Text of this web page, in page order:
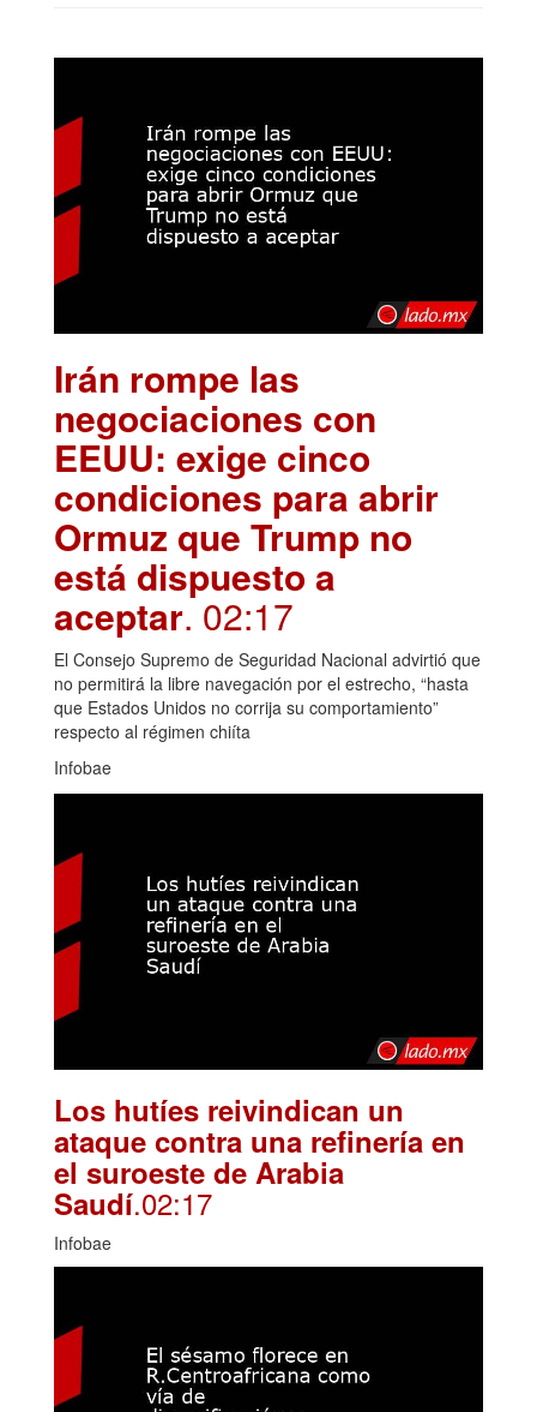
Irán rompe las
negociaciones con
EEUU: exige cinco
condiciones para abrir
Ormuz que Trump no
está dispuesto a
aceptar. 02:17
El Consejo Supremo de Seguridad Nacional advirtió que
no permitirá la libre navegación por el estrecho, “hasta
que Estados Unidos no corrija su comportamiento”
respecto al régimen chiíta
Infobae
Los hutíes reivindican un
ataque contra una refinería en
el suroeste de Arabia
Saudí.02:17
Infobae